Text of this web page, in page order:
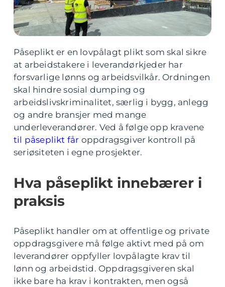
Påseplikt er en lovpålagt plikt som skal sikre
at arbeidstakere i leverandørkjeder har
forsvarlige lønns og arbeidsvilkår. Ordningen
skal hindre sosial dumping og
arbeidslivskriminalitet, særlig i bygg, anlegg
og andre bransjer med mange
underleverandører. Ved å følge opp kravene
til påseplikt får oppdragsgiver kontroll på
seriøsiteten i egne prosjekter.
Hva påseplikt innebærer i
praksis
Påseplikt handler om at offentlige og private
oppdragsgivere må følge aktivt med på om
leverandører oppfyller lovpålagte krav til
lønn og arbeidstid. Oppdragsgiveren skal
ikke bare ha krav i kontrakten, men også